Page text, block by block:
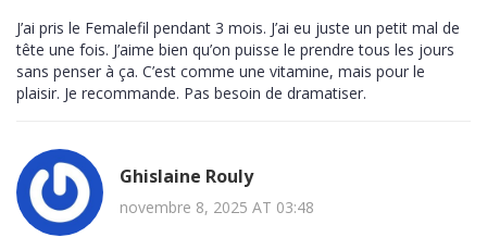
J’ai pris le Femalefil pendant 3 mois. J’ai eu juste un petit mal de
tête une fois. J’aime bien qu’on puisse le prendre tous les jours
sans penser à ça. C’est comme une vitamine, mais pour le
plaisir. Je recommande. Pas besoin de dramatiser.
Ghislaine Rouly
novembre 8, 2025 AT 03:48